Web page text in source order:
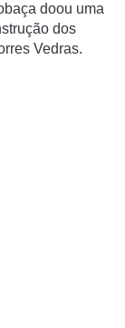
doou uma
dos
Vedras.